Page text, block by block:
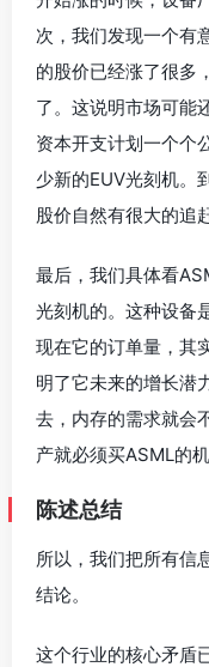
次，我们发现一个有
的股价已经涨了很多
了。这说明市场可能
资本开支计划一个个
少新的EUV光刻机。
股价自然有很大的追
最后，我们具体看
光刻机的。这种设备
现在它的订单量，其
明了它未来的增长潜
去，内存的需求就会
产就必须买ASML的
陈述总结
所以，我们把所有信
结论。
这个行业的核心矛盾